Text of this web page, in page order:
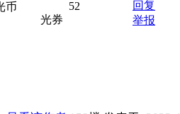
币
52
光券
回复
举报